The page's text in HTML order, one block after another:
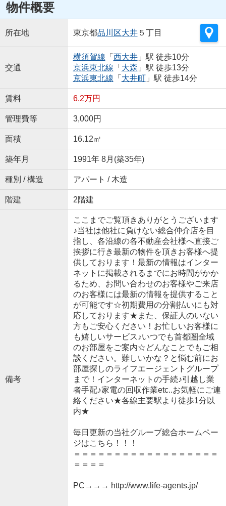
物件概要
所在地 東京都品川区大井５丁目
交通
横須賀線 「 西大井」駅 徒歩10分
京浜東北線 「 大森 」駅 徒歩13分
京浜東北線 「 大井町」駅 徒歩14分
賃料 6.2万円
管理費等 3,000円
面積 16.12㎡
築年月 1991年 8月(築35年)
種別 / 構造 アパート / 木造
階建 2階建
備考
ここまでご覧頂きありがとうございます
♪当社は他社に負けない総合仲介店を目
指し、各沿線の各不動産会社様へ直接ご
挨拶に行き最新の物件を頂きお客様へ提
供しております！最新の情報はインター
ネットに掲載されるまでにお時間がかか
るため、お問い合わせのお客様やご来店
のお客様には最新の情報を提供すること
が可能です☆初期費用の分割払いにも対
応しております★また、保証人のいない
方もご安心ください！お忙しいお客様に
も嬉しいサービス♪いつでも首都圏全域
のお部屋をご案内☆どんなことでもご相
談ください。難しいかな？と悩む前にお
部屋探しのライフエージェントグループ
まで！インターネットの手続♪引越し業
者手配♪家電の回収作業etc..お気軽にご連
絡ください★各線主要駅より徒歩1分以
内★
毎日更新の当社グループ総合ホームペー
ジはこちら！！！
＝＝＝＝＝＝＝＝＝＝＝＝＝＝＝＝＝＝
＝＝＝＝
PC→→→ http://www.life-agents.jp/